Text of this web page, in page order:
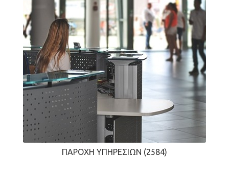
ΠΑΡΟΧΉ ΥΠΗΡΕΣΙΏΝ (2584)